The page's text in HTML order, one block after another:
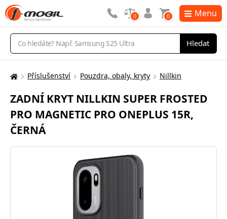
Vyhledávání
Hledat
0 0 Menu
Zde
nacházíte:
Příslušenství Pouzdra, obaly, kryty Nillkin
ZADNÍ KRYT NILLKIN SUPER FROSTED
PRO MAGNETIC PRO ONEPLUS 15R,
ČERNÁ